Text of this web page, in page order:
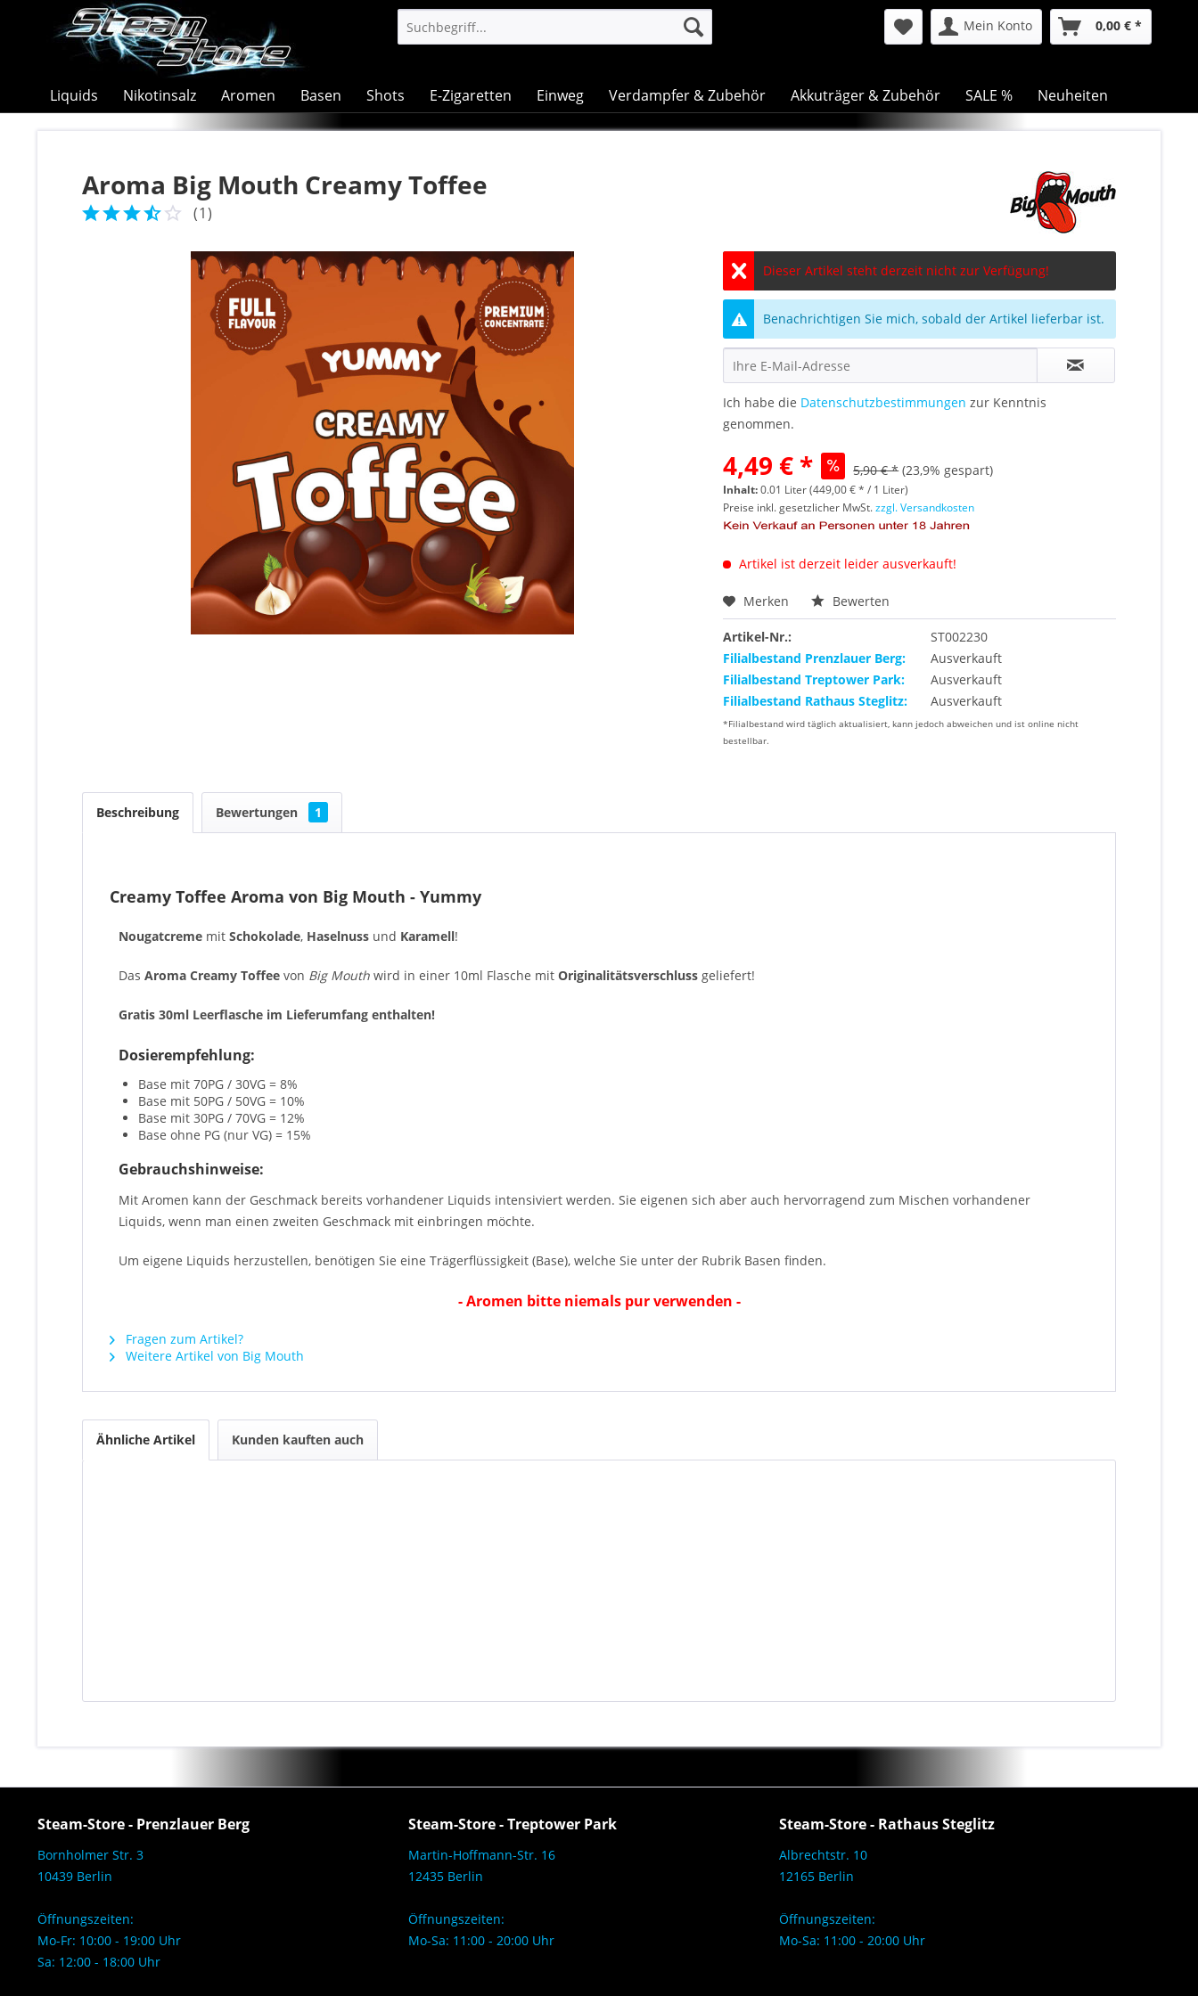
Mein Konto 0,00 € *
Liquids Nikotinsalz Aromen Basen Shots E-Zigaretten Einweg Verdampfer & Zubehör Akkuträger & Zubehör SALE % Neuheiten
Aroma Big Mouth Creamy Toffee
(1)
Dieser Artikel steht derzeit nicht zur Verfügung!
Benachrichtigen Sie mich, sobald der Artikel lieferbar ist.
Ich habe die Datenschutzbestimmungen zur Kenntnis
genommen.
4,49 € * 5,90 € * (23,9% gespart)
Inhalt:0.01 Liter (449,00 € * / 1 Liter)
Preise inkl. gesetzlicher MwSt.zzgl. Versandkosten
Artikel ist derzeit leider ausverkauft!
Merken Bewerten
Artikel-Nr.:
ST002230
Filialbestand Prenzlauer Berg:
Ausverkauft
Filialbestand Treptower Park:
Ausverkauft
Filialbestand Rathaus Steglitz:
Ausverkauft
*Filialbestand wird täglich aktualisiert, kann jedoch abweichen und ist online nicht
bestellbar.
Beschreibung Bewertungen 1
Creamy Toffee Aroma von Big Mouth - Yummy
Nougatcreme mit Schokolade, Haselnuss und Karamell!
Das Aroma Creamy Toffee von Big Mouth wird in einer 10ml Flasche mit Originalitätsverschluss geliefert!
Gratis 30ml Leerflasche im Lieferumfang enthalten!
Dosierempfehlung:
Base mit 70PG / 30VG = 8%
Base mit 50PG / 50VG = 10%
Base mit 30PG / 70VG = 12%
Base ohne PG (nur VG) = 15%
Gebrauchshinweise:
Mit Aromen kann der Geschmack bereits vorhandener Liquids intensiviert werden. Sie eigenen sich aber auch hervorragend zum Mischen vorhandener
Liquids, wenn man einen zweiten Geschmack mit einbringen möchte.
Um eigene Liquids herzustellen, benötigen Sie eine Trägerflüssigkeit (Base), welche Sie unter der Rubrik Basen finden.
- Aromen bitte niemals pur verwenden -
Fragen zum Artikel?
Weitere Artikel von Big Mouth
Ähnliche Artikel Kunden kauften auch
Steam-Store - Prenzlauer Berg
Bornholmer Str. 3
10439 Berlin
Öffnungszeiten:
Mo-Fr: 10:00 - 19:00 Uhr
Sa: 12:00 - 18:00 Uhr
Steam-Store - Treptower Park
Martin-Hoffmann-Str. 16
12435 Berlin
Öffnungszeiten:
Mo-Sa: 11:00 - 20:00 Uhr
Steam-Store - Rathaus Steglitz
Albrechtstr. 10
12165 Berlin
Öffnungszeiten:
Mo-Sa: 11:00 - 20:00 Uhr